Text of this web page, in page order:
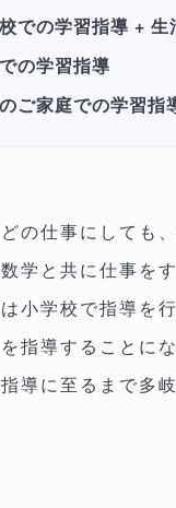
での学習指導 + 生
の学習指導
ご家庭での学習指
の仕事にしても
学と共に仕事を
小学校で指導を
指導することに
導に至るまで多岐